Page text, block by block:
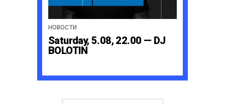
НОВОСТИ
Saturday, 5.08, 22.00 — DJ
BOLOTIN